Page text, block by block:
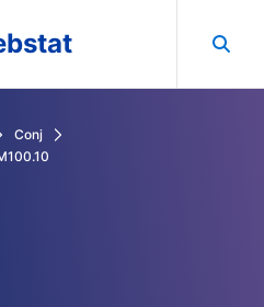
Conj